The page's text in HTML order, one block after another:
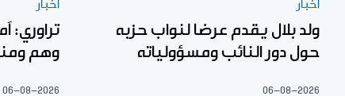
أخبار
ولد بلال يقدم عرضا لنواب حزبه
حول دور النائب ومسؤولياته
06-08-2026
أخبار
تراوري:
وهم
06-08-2026